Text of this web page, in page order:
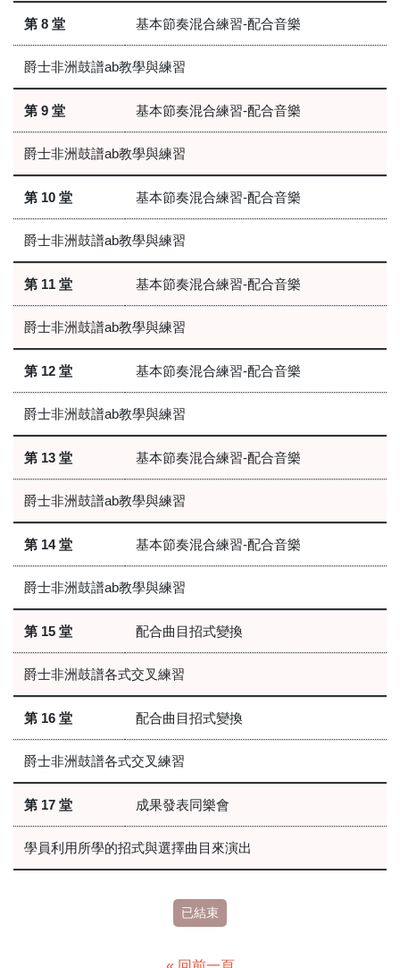
第 8 堂 基本節奏混合練習-配合音樂
爵士非洲鼓譜ab教學與練習
第 9 堂 基本節奏混合練習-配合音樂
爵士非洲鼓譜ab教學與練習
第 10 堂 基本節奏混合練習-配合音樂
爵士非洲鼓譜ab教學與練習
第 11 堂 基本節奏混合練習-配合音樂
爵士非洲鼓譜ab教學與練習
第 12 堂 基本節奏混合練習-配合音樂
爵士非洲鼓譜ab教學與練習
第 13 堂 基本節奏混合練習-配合音樂
爵士非洲鼓譜ab教學與練習
第 14 堂 基本節奏混合練習-配合音樂
爵士非洲鼓譜ab教學與練習
第 15 堂 配合曲目招式變換
爵士非洲鼓譜各式交叉練習
第 16 堂 配合曲目招式變換
爵士非洲鼓譜各式交叉練習
第 17 堂 成果發表同樂會
學員利用所學的招式與選擇曲目來演出
已結束